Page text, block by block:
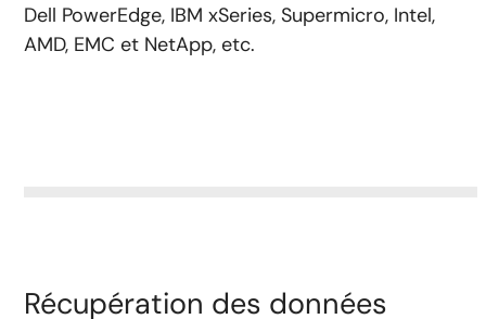
Dell PowerEdge, IBM xSeries, Supermicro, Intel,
AMD, EMC et NetApp, etc.
Récupération des données